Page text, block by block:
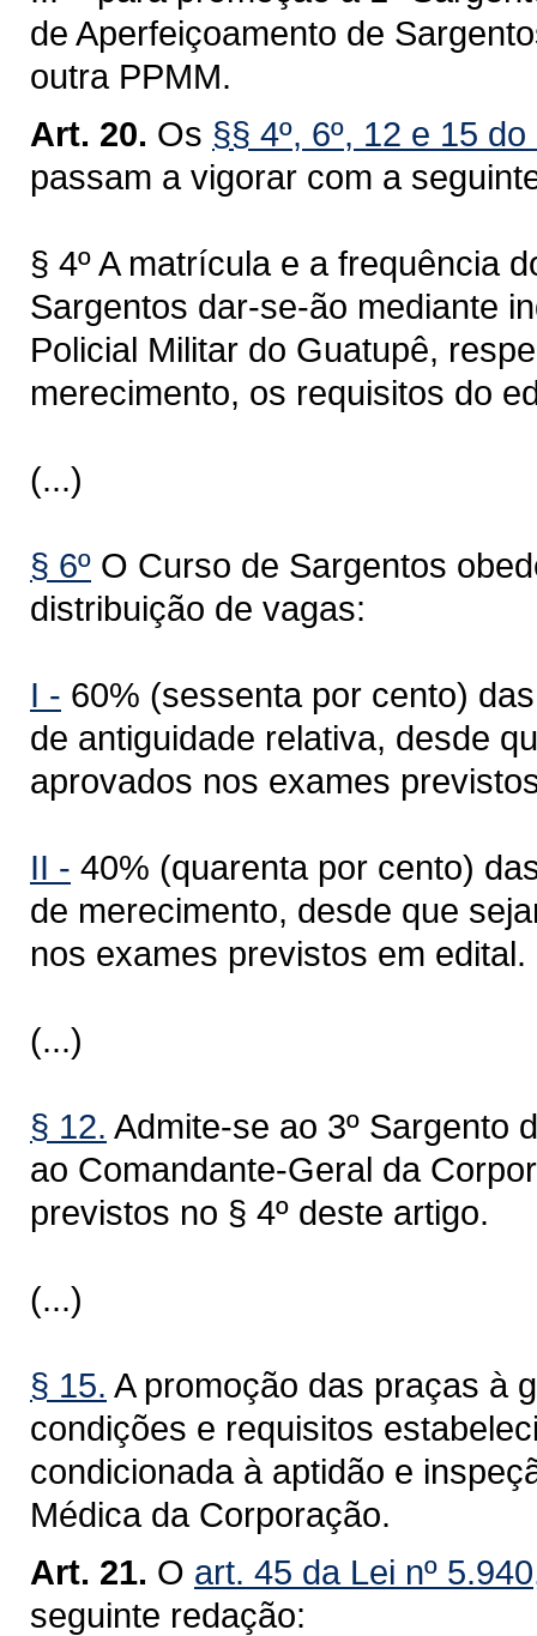
de Aperfeiçoamento de
outra PPMM.
Art. 20. Os §§ 4º, 6º, 12 e 15
passam a vigorar com a
§ 4º A matrícula e a frequência
Sargentos dar-se-ão mediante
Policial Militar do Guatupê,
merecimento, os requisitos do
(...)
§ 6º O Curso de Sargentos
distribuição de vagas:
I - 60% (sessenta por cento)
de antiguidade relativa, desde
aprovados nos exames
II - 40% (quarenta por cento)
de merecimento, desde que
nos exames previstos em edital.
(...)
§ 12. Admite-se ao 3º Sargento
ao Comandante-Geral da
previstos no § 4º deste artigo.
(...)
§ 15. A promoção das praças à
condições e requisitos
condicionada à aptidão e
Médica da Corporação.
Art. 21. O art. 45 da Lei nº
seguinte redação: